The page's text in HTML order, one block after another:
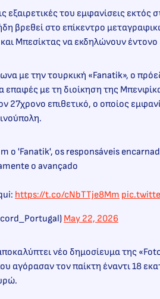
εξαιρετικές του εμφανίσεις εκτός
βρεθεί στο επίκεντρο
Μπεσίκτας να εκδηλώνουν
με την τουρκική «Fanatik», ο
επαφές με τη διοίκηση της
27χρονο επιθετικό, ο οποίος
o 'Fanatik', os responsáveis
o avançado
https://t.co/cNbTTje8Mm
May 22, 2026
νέο δημοσίευμα της
αγόρασαν τον παίκτη έναντι 18